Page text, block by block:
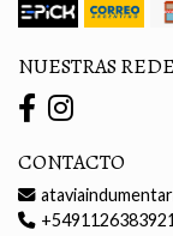
NUESTRAS
CONTACTO
+5491126383921